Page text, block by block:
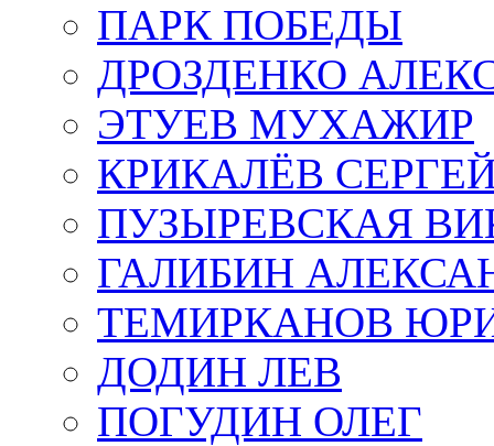
ПАРК ПОБЕДЫ
ДРОЗДЕНКО
ЭТУЕВ МУХАЖИР
КРИКАЛЁВ
ПУЗЫРЕВСКАЯ
ГАЛИБИН
ТЕМИРКАНОВ
ДОДИН ЛЕВ
ПОГУДИН ОЛЕГ